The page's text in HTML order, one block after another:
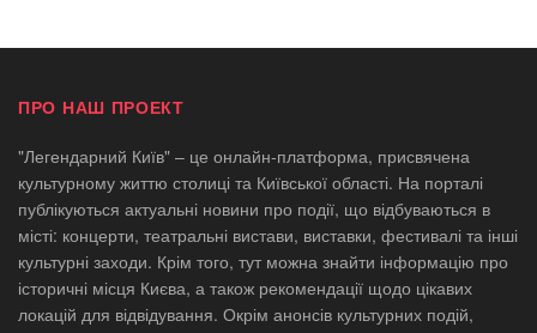
ПРО НАШ ПРОЕКТ
"Легендарний Київ" – це онлайн-платформа, присвячена
культурному життю столиці та Київської області. На порталі
публікуються актуальні новини про події, що відбуваються в
місті: концерти, театральні вистави, виставки, фестивалі та інші
культурні заходи. Крім того, тут можна знайти інформацію про
історичні місця Києва, а також рекомендації щодо цікавих
локацій для відвідування. Окрім анонсів культурних подій,